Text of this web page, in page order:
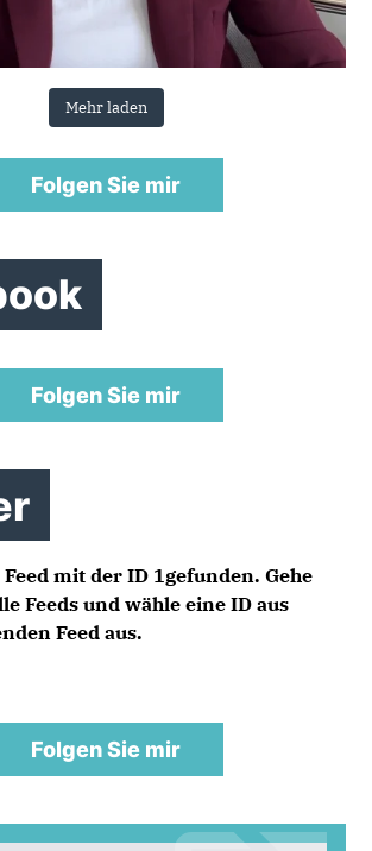
Mehr laden
Folgen Sie mir
Folgen Sie mir
mit der ID 1gefunden. Gehe
Feedsund wähle eine ID aus
Feed aus.
Folgen Sie mir